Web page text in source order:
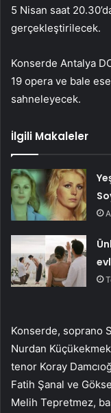
5 Nisan saat
gerçekleştirilecek.
Konserde Antalya
19 opera ve bale
sahneleyecek.
İlgili Makaleler
Konserde, soprano
Nurdan
tenor Koray
Fatih Şanal ve
Melih Tepretmez,